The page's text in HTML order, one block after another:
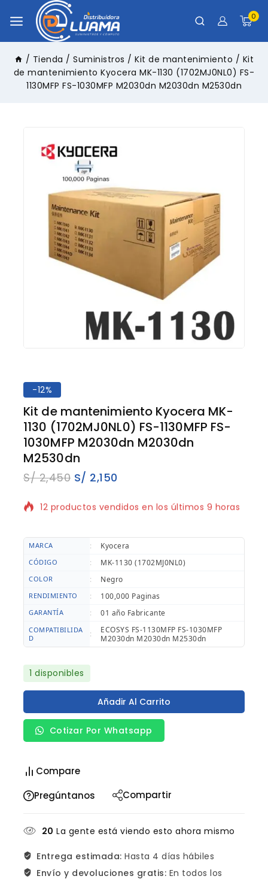
0
/ Tienda / Suministros / Kit de mantenimiento / Kit
de mantenimiento Kyocera MK-1130 (1702MJ0NL0) FS-
1130MFP FS-1030MFP M2030dn M2030dn M2530dn
-12%
Kit de mantenimiento Kyocera MK-
1130 (1702MJ0NL0) FS-1130MFP FS-
1030MFP M2030dn M2030dn
M2530dn
S/2,450 S/ 2,150
12 productos vendidos en los últimos 9 horas
¡Se vende rápido! ¡Terminado! 14 la gente
MARCA : Kyocera
CÓDIGO : MK-1130 (1702MJ0NL0)
COLOR : Negro
RENDIMIENTO : 100,000 Paginas
GARANTÍA : 01 año Fabricante
COMPATIBILIDA
D
: ECOSYS FS-1130MFP FS-1030MFP
M2030dn M2030dn M2530dn
1 disponibles
Añadir Al Carrito
Cotizar Por Whatsapp
Compare
Pregúntanos
Compartir
20 La gente está viendo esto ahora mismo
Entrega estimada: Hasta 4 días hábiles
Envío y devoluciones gratis: En todos los